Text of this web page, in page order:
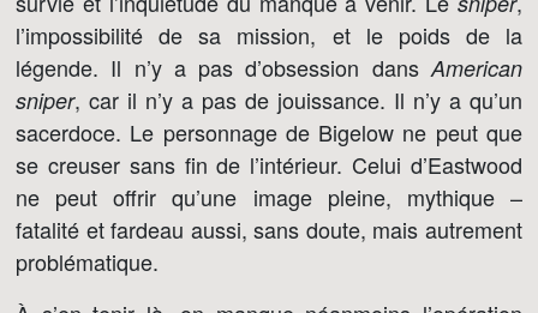
l’impossibilité de sa mission, et le poids de la
légende. Il n’y a pas d’obsession dans American
sniper, car il n’y a pas de jouissance. Il n’y a qu’un
sacerdoce. Le personnage de Bigelow ne peut que
se creuser sans fin de l’intérieur. Celui d’Eastwood
ne peut offrir qu’une image pleine, mythique –
fatalité et fardeau aussi, sans doute, mais autrement
problématique.